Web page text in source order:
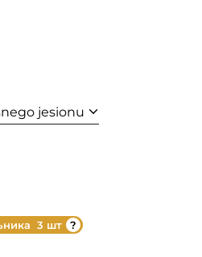
jesionu
3 шт